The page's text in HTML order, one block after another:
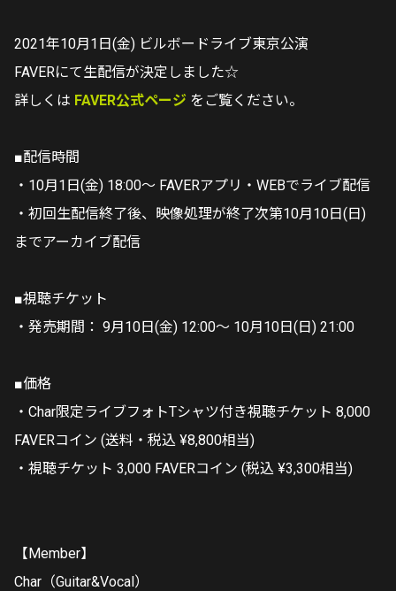
2021年10月1日(金) ビルボードライブ東京公演
FAVERにて生配信が決定しました☆
詳しくは FAVER公式ページ をご覧ください。
■配信時間
・10月1日(金) 18:00～ FAVERアプリ・WEBでライブ配信
・初回生配信終了後、映像処理が終了次第10月10日(日)
までアーカイブ配信
■視聴チケット
・発売期間： 9月10日(金) 12:00～ 10月10日(日) 21:00
■価格
・Char限定ライブフォトTシャツ付き視聴チケット 8,000
FAVERコイン (送料・税込 ¥8,800相当)
・視聴チケット 3,000 FAVERコイン (税込 ¥3,300相当)
【Member】
Char（Guitar&Vocal）